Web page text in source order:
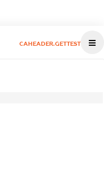
CAHEADER.GETTEST